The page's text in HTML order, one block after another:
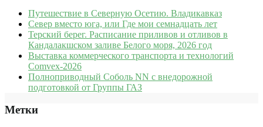
Путешествие в Северную Осетию. Владикавказ
Север вместо юга, или Где мои семнадцать лет
Терский берег. Расписание приливов и отливов в
Кандалакшском заливе Белого моря, 2026 год
Выставка коммерческого транспорта и технологий
Comvex-2026
Полноприводный Соболь NN с внедорожной
подготовкой от Группы ГАЗ
Метки